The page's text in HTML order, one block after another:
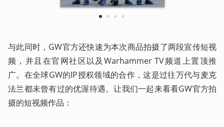
1 2 3 4
与此同时，GW官方还快速为本次商品拍摄了两段宣传短视
频，并且在官网社区以及Warhammer TV频道上置顶推
广。在全球GW的IP授权领域的合作，这是过往万代与麦克
法兰都未曾有过的优渥待遇。让我们一起来看看GW官方拍
摄的短视频作品：